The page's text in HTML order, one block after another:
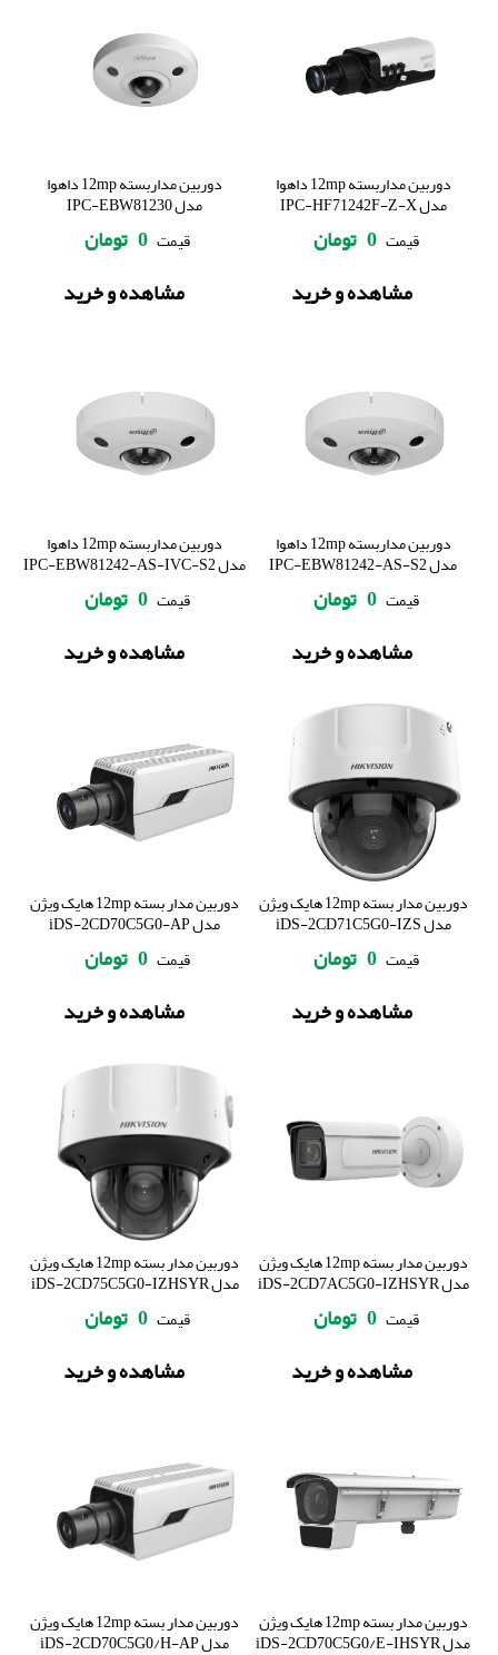
دوربین مداربسته 12mp داهوا
مدل IPC-HF71242F-Z-X
قیمت 0 تومان
مشاهده و خرید
دوربین مداربسته 12mp داهوا
مدل IPC-EBW81230
قیمت 0 تومان
مشاهده و خرید
دوربین مداربسته 12mp داهوا
مدل IPC-EBW81242-AS-S2
قیمت 0 تومان
مشاهده و خرید
دوربین مداربسته 12mp داهوا
مدل IPC-EBW81242-AS-IVC-S2
قیمت 0 تومان
مشاهده و خرید
دوربین مدار بسته 12mp هایک ویژن
مدل iDS-2CD71C5G0-IZS
قیمت 0 تومان
مشاهده و خرید
دوربین مدار بسته 12mp هایک ویژن
مدل iDS-2CD70C5G0-AP
قیمت 0 تومان
مشاهده و خرید
دوربین مدار بسته 12mp هایک ویژن
مدل iDS-2CD7AC5G0-IZHSYR
قیمت 0 تومان
مشاهده و خرید
دوربین مدار بسته 12mp هایک ویژن
مدل iDS-2CD75C5G0-IZHSYR
قیمت 0 تومان
مشاهده و خرید
دوربین مدار بسته 12mp هایک ویژن
مدل iDS-2CD70C5G0/E-IHSYR
دوربین مدار بسته 12mp هایک ویژن
مدل iDS-2CD70C5G0/H-AP